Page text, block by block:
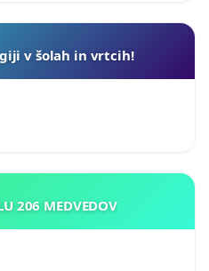
v šolah in vrtcih!
206 MEDVEDOV